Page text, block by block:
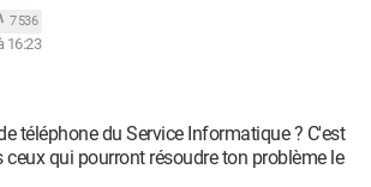
7 536
16:23
téléphone du Service Informatique ? C'est
ceux qui pourront résoudre ton problème le